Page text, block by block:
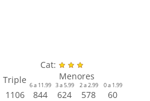
Cat:
Triple Menores
6 a 11.99 3 a 5.99 2 a 2.99 0 a 1.99
1106 844 624 578 60